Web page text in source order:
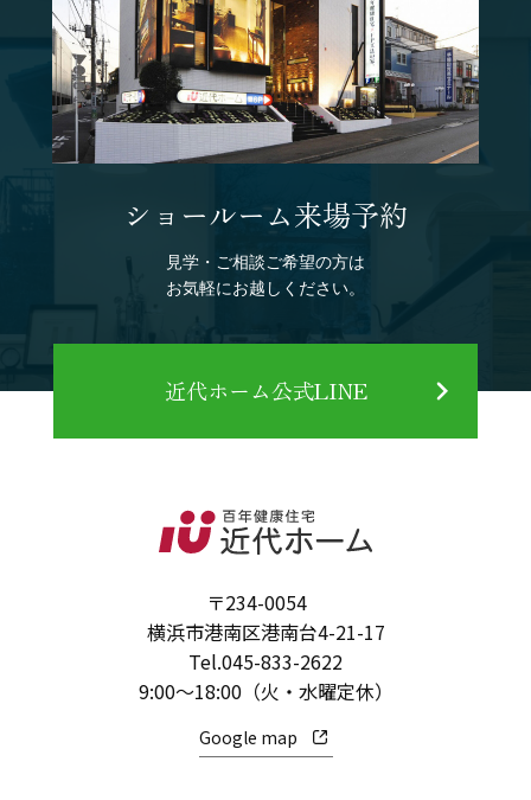
ショールーム来場予約
見学・ご相談ご希望の方は
お気軽にお越しください。
近代ホーム公式LINE
〒234-0054
横浜市港南区港南台4-21-17
Tel.045-833-2622
9:00～18:00（火・水曜定休）
Google map